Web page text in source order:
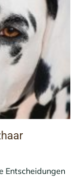
Entscheidungen